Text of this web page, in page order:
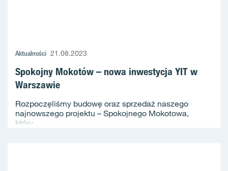
Aktualności 21.08.2023
Spokojny Mokotów – nowa inwestycja YIT w
Warszawie
Rozpoczęliśmy budowę oraz sprzedaż naszego
najnowszego projektu – Spokojnego Mokotowa,
który...